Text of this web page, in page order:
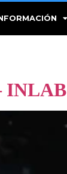
INLAB